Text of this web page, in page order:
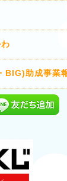
BIG)助成事業